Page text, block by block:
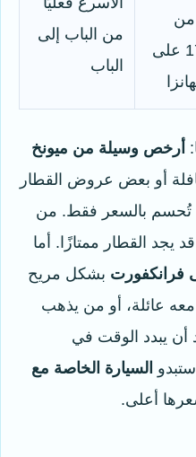
من
€170 على
من الباب إلى
الباب
أرخص وسيلة من ميونخ
أو بعض عروض القطار
تُحسم بالسعر فقط. من
يجد القطار ممتازًا. أما
فرانكفورت بشكل مريح
عائلة، أو من يذهب
أن يبدد الوقت في
السيارة الخاصة مع
أعلى.